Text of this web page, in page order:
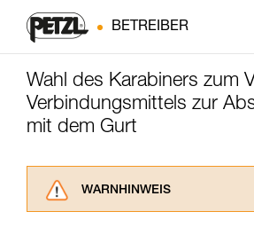
BETREIBER
Wahl des Karabiners zum
Verbindungsmittels zur
mit dem Gurt
WARNHINWEIS